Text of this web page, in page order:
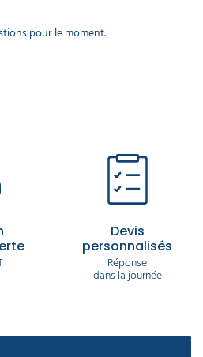
pour le moment.
Devis
personnalisés
Réponse
dans la journée